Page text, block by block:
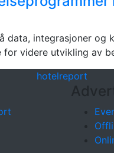
data, integrasjoner og
for videre utvikling av
hotelreport